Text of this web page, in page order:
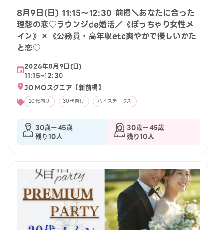
8月9日(日) 11:15〜12:30 前橋＼あなたに合った
理想の恋♡ラウンジde婚活／《ぽっちゃり女性メ
イン》×《公務員・高年収etc爽やかで優しいかた
と恋♡
2026年8月9日(日)
11:15~12:30
JOMOスクエア【新前橋】
20代向け 30代向け ハイステータス
30歳〜45歳
残り10人
30歳〜45歳
残り10人